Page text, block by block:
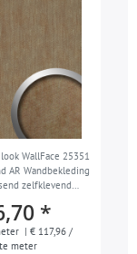
WallFace 25351
AR Wandbekleding
zelfklevend
*
| € 117,96 /
meter